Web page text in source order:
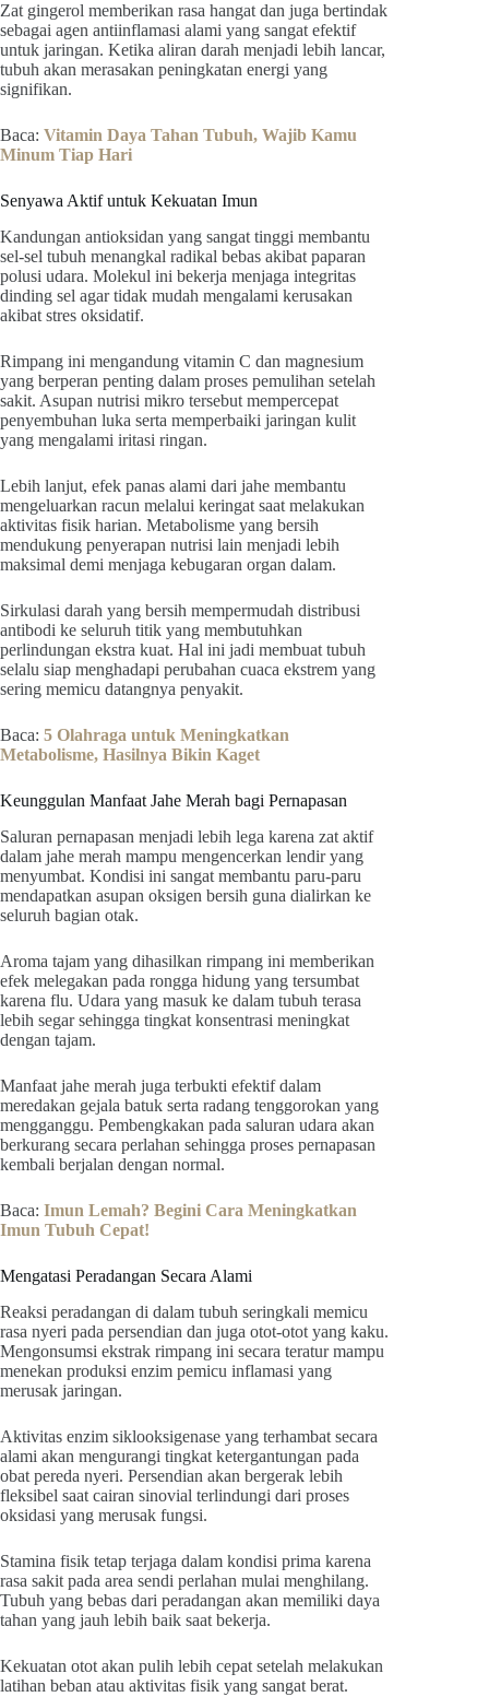
Zat gingerol memberikan rasa hangat dan juga bertindak
sebagai agen antiinflamasi alami yang sangat efektif
untuk jaringan. Ketika aliran darah menjadi lebih lancar,
tubuh akan merasakan peningkatan energi yang
signifikan.
Baca: Vitamin Daya Tahan Tubuh, Wajib Kamu
Minum Tiap Hari
Senyawa Aktif untuk Kekuatan Imun
Kandungan antioksidan yang sangat tinggi membantu
sel-sel tubuh menangkal radikal bebas akibat paparan
polusi udara. Molekul ini bekerja menjaga integritas
dinding sel agar tidak mudah mengalami kerusakan
akibat stres oksidatif.
Rimpang ini mengandung vitamin C dan magnesium
yang berperan penting dalam proses pemulihan setelah
sakit. Asupan nutrisi mikro tersebut mempercepat
penyembuhan luka serta memperbaiki jaringan kulit
yang mengalami iritasi ringan.
Lebih lanjut, efek panas alami dari jahe membantu
mengeluarkan racun melalui keringat saat melakukan
aktivitas fisik harian. Metabolisme yang bersih
mendukung penyerapan nutrisi lain menjadi lebih
maksimal demi menjaga kebugaran organ dalam.
Sirkulasi darah yang bersih mempermudah distribusi
antibodi ke seluruh titik yang membutuhkan
perlindungan ekstra kuat. Hal ini jadi membuat tubuh
selalu siap menghadapi perubahan cuaca ekstrem yang
sering memicu datangnya penyakit.
Baca: 5 Olahraga untuk Meningkatkan
Metabolisme, Hasilnya Bikin Kaget
Keunggulan Manfaat Jahe Merah bagi Pernapasan
Saluran pernapasan menjadi lebih lega karena zat aktif
dalam jahe merah mampu mengencerkan lendir yang
menyumbat. Kondisi ini sangat membantu paru-paru
mendapatkan asupan oksigen bersih guna dialirkan ke
seluruh bagian otak.
Aroma tajam yang dihasilkan rimpang ini memberikan
efek melegakan pada rongga hidung yang tersumbat
karena flu. Udara yang masuk ke dalam tubuh terasa
lebih segar sehingga tingkat konsentrasi meningkat
dengan tajam.
Manfaat jahe merah juga terbukti efektif dalam
meredakan gejala batuk serta radang tenggorokan yang
mengganggu. Pembengkakan pada saluran udara akan
berkurang secara perlahan sehingga proses pernapasan
kembali berjalan dengan normal.
Baca: Imun Lemah? Begini Cara Meningkatkan
Imun Tubuh Cepat!
Mengatasi Peradangan Secara Alami
Reaksi peradangan di dalam tubuh seringkali memicu
rasa nyeri pada persendian dan juga otot-otot yang kaku.
Mengonsumsi ekstrak rimpang ini secara teratur mampu
menekan produksi enzim pemicu inflamasi yang
merusak jaringan.
Aktivitas enzim siklooksigenase yang terhambat secara
alami akan mengurangi tingkat ketergantungan pada
obat pereda nyeri. Persendian akan bergerak lebih
fleksibel saat cairan sinovial terlindungi dari proses
oksidasi yang merusak fungsi.
Stamina fisik tetap terjaga dalam kondisi prima karena
rasa sakit pada area sendi perlahan mulai menghilang.
Tubuh yang bebas dari peradangan akan memiliki daya
tahan yang jauh lebih baik saat bekerja.
Kekuatan otot akan pulih lebih cepat setelah melakukan
latihan beban atau aktivitas fisik yang sangat berat.